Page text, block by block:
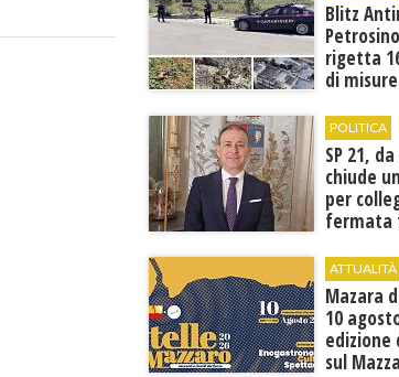
Blitz
rigetta
di
POLITICA
SP 21,
chiude
per
fermata
Birgi
ATTUALITÀ
Mazara
10
edizione
sul